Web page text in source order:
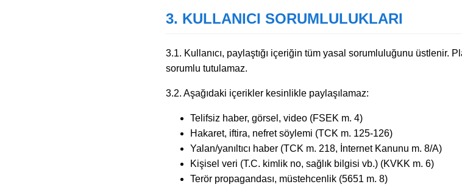
3. KULLANICI SORUMLULUKLARI
3.1. Kullanıcı, paylaştığı içeriğin tüm yasal sorumluluğunu üstlenir.
sorumlu tutulamaz.
3.2. Aşağıdaki içerikler kesinlikle paylaşılamaz:
Telifsiz haber, görsel, video (FSEK m. 4)
Hakaret, iftira, nefret söylemi (TCK m. 125-126)
Yalan/yanıltıcı haber (TCK m. 218, İnternet Kanunu m. 8/A)
Kişisel veri (T.C. kimlik no, sağlık bilgisi vb.) (KVKK m. 6)
Terör propagandası, müstehcenlik (5651 m. 8)